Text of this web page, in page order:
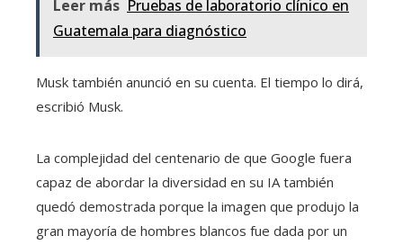
Leer más Pruebas de laboratorio clínico en
Guatemala para diagnóstico
Musk también anunció en su cuenta. El tiempo lo dirá,
escribió Musk.
La complejidad del centenario de que Google fuera
capaz de abordar la diversidad en su IA también
quedó demostrada porque la imagen que produjo la
gran mayoría de hombres blancos fue dada por un